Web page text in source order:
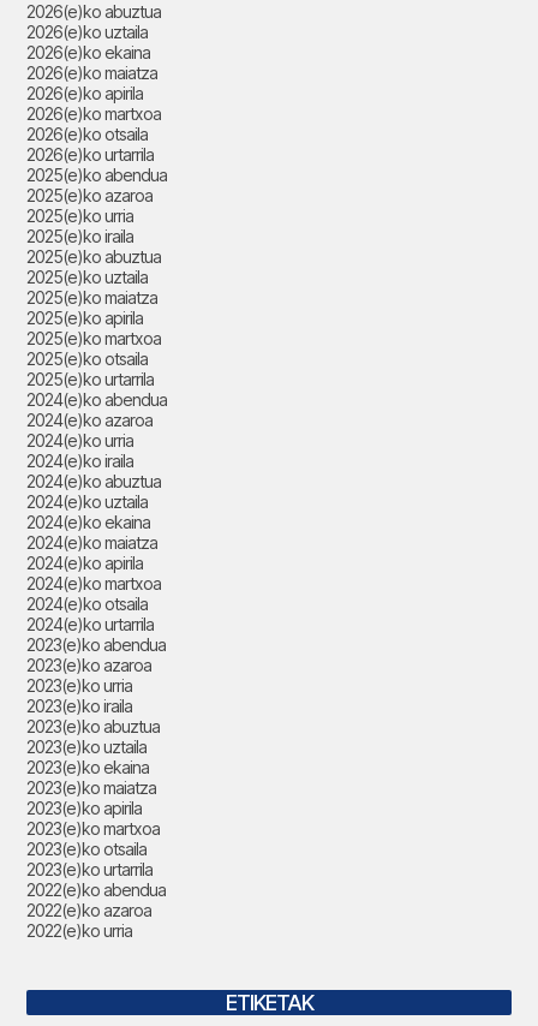
2026(e)ko abuztua
2026(e)ko uztaila
2026(e)ko ekaina
2026(e)ko maiatza
2026(e)ko apirila
2026(e)ko martxoa
2026(e)ko otsaila
2026(e)ko urtarrila
2025(e)ko abendua
2025(e)ko azaroa
2025(e)ko urria
2025(e)ko iraila
2025(e)ko abuztua
2025(e)ko uztaila
2025(e)ko maiatza
2025(e)ko apirila
2025(e)ko martxoa
2025(e)ko otsaila
2025(e)ko urtarrila
2024(e)ko abendua
2024(e)ko azaroa
2024(e)ko urria
2024(e)ko iraila
2024(e)ko abuztua
2024(e)ko uztaila
2024(e)ko ekaina
2024(e)ko maiatza
2024(e)ko apirila
2024(e)ko martxoa
2024(e)ko otsaila
2024(e)ko urtarrila
2023(e)ko abendua
2023(e)ko azaroa
2023(e)ko urria
2023(e)ko iraila
2023(e)ko abuztua
2023(e)ko uztaila
2023(e)ko ekaina
2023(e)ko maiatza
2023(e)ko apirila
2023(e)ko martxoa
2023(e)ko otsaila
2023(e)ko urtarrila
2022(e)ko abendua
2022(e)ko azaroa
2022(e)ko urria
ETIKETAK